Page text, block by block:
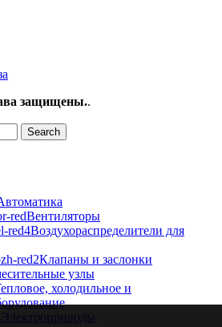
защищены..
Search
Вентиляторы
Воздухораспределители для
Клапаны и заслонки
узлы
холодильное и
Электроприводы